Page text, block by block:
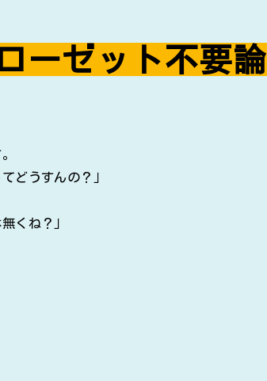
ーゼット不要論
どうすんの？」
くね？」